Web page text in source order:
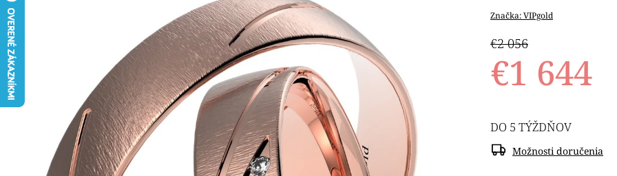
Značka:VIPgold
€2 056
€1 644
DO 5 TÝŽDŇOV
Možnosti doručenia